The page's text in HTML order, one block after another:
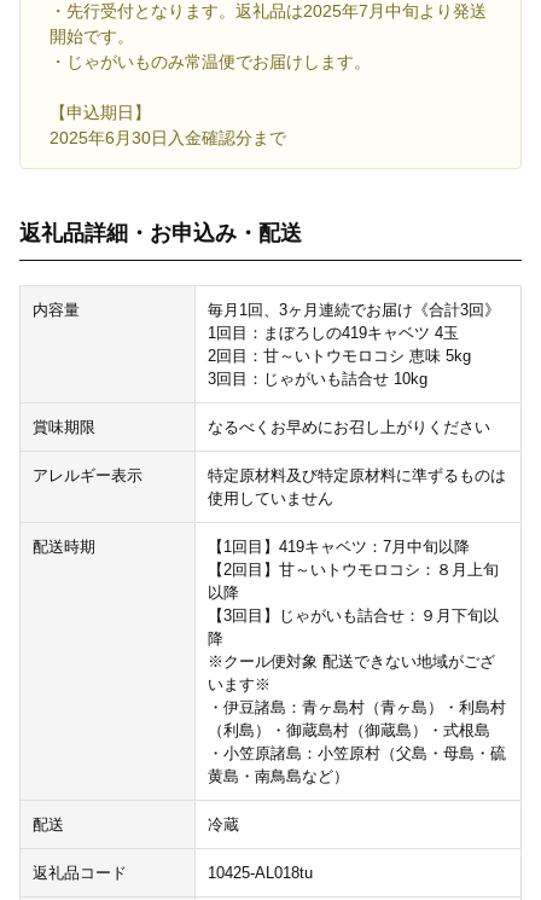
・先行受付となります。返礼品は2025年7月中旬より発送
開始です。
・じゃがいものみ常温便でお届けします。
【申込期日】
2025年6月30日入金確認分まで
返礼品詳細・お申込み・配送
内容量
毎月1回、3ヶ月連続でお届け《合計3回》
1回目：まぼろしの419キャベツ 4玉
2回目：甘～いトウモロコシ 恵味 5kg
3回目：じゃがいも詰合せ 10kg
賞味期限 なるべくお早めにお召し上がりください
アレルギー表示
特定原材料及び特定原材料に準ずるものは
使用していません
配送時期
【1回目】419キャベツ：7月中旬以降
【2回目】甘～いトウモロコシ：８月上旬
以降
【3回目】じゃがいも詰合せ：９月下旬以
降
※クール便対象 配送できない地域がござ
います※
・伊豆諸島：青ヶ島村（青ヶ島）・利島村
（利島）・御蔵島村（御蔵島）・式根島
・小笠原諸島：小笠原村（父島・母島・硫
黄島・南鳥島など）
配送 冷蔵
返礼品コード 10425-AL018tu